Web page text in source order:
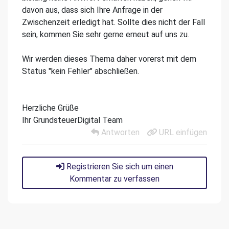
davon aus, dass sich Ihre Anfrage in der
Zwischenzeit erledigt hat. Sollte dies nicht der Fall
sein, kommen Sie sehr gerne erneut auf uns zu.
Wir werden dieses Thema daher vorerst mit dem
Status "kein Fehler" abschließen.
Herzliche Grüße
Ihr GrundsteuerDigital Team
Antworten
URL einfügen
Registrieren Sie sich um einen
Kommentar zu verfassen